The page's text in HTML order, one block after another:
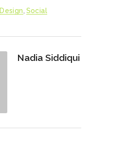
Design Social
Nadia Siddiqui